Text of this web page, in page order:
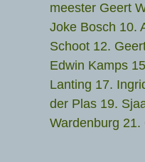
meester Geert
Joke Bosch 10.
Schoot 12.
Edwin Kamps
Lanting 17.
der Plas 19.
Wardenburg 21.